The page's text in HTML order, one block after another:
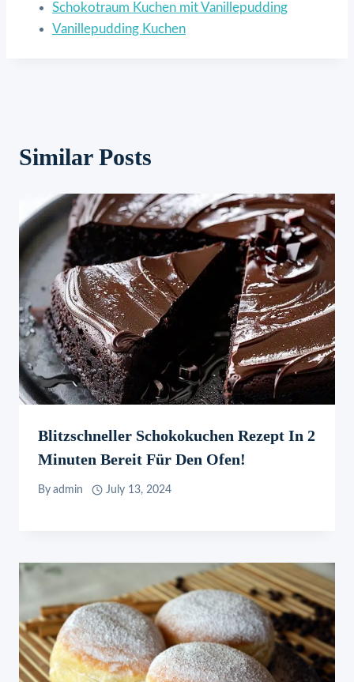
Schokotraum Kuchen mit Vanillepudding
Vanillepudding Kuchen
Similar Posts
Blitzschneller Schokokuchen Rezept In 2
Minuten Bereit Für Den Ofen!
By admin July 13, 2024